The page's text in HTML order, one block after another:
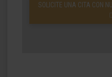
SOLICITE UNA CITA CON